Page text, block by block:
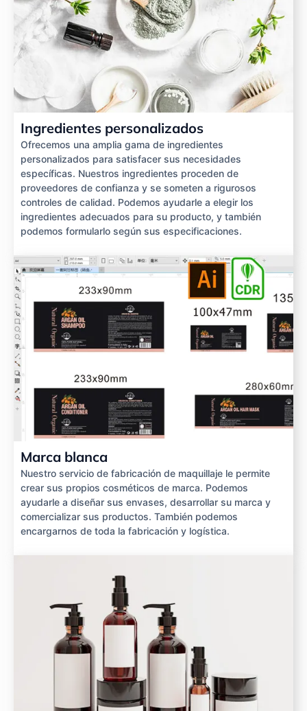
Ingredientes personalizados
Ofrecemos una amplia gama de ingredientes
personalizados para satisfacer sus necesidades
específicas. Nuestros ingredientes proceden de
proveedores de confianza y se someten a rigurosos
controles de calidad. Podemos ayudarle a elegir los
ingredientes adecuados para su producto, y también
podemos formularlo según sus especificaciones.
Marca blanca
Nuestro servicio de fabricación de maquillaje le permite
crear sus propios cosméticos de marca. Podemos
ayudarle a diseñar sus envases, desarrollar su marca y
comercializar sus productos. También podemos
encargarnos de toda la fabricación y logística.